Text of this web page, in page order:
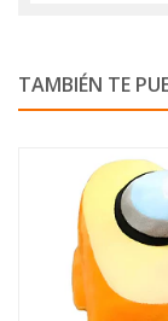
TAMBIÉN TE